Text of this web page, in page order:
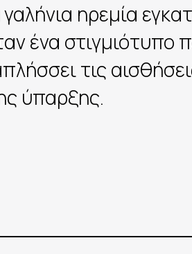
γαλήνια ηρεμία
ένα στιγμιότυπο
τις
ύπαρξης.